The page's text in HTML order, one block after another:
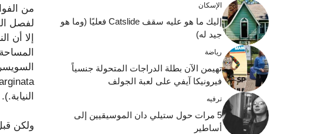
من
لفصل
إلا أن
النيابة.).
ولكن
الإسكان
إليك ما هو عليه سقف Catslide فعليًا (وما هو
جيد له)
رياضة
تهيمن الآن بطلة الدراجات المتحولة جنسياً
فيرونيكا آيفي على لعبة الجولف
ترفيه
5 مرات حول ستيلي دان الموسيقيين إلى
أساطير